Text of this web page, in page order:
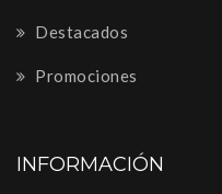
Destacados
Promociones
INFORMACIÓN